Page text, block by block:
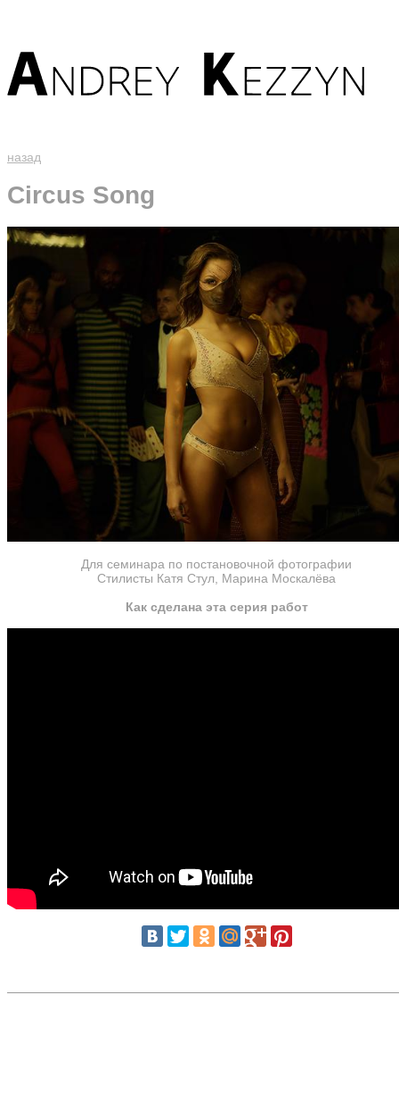
назад
Circus Song
Для семинара по постановочной фотографии
Стилисты Катя Стул, Марина Москалёва
Как сделана эта серия работ